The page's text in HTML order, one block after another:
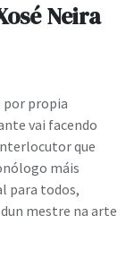
Neira
por propia
vai facendo
que
máis
para todos,
mestre na arte